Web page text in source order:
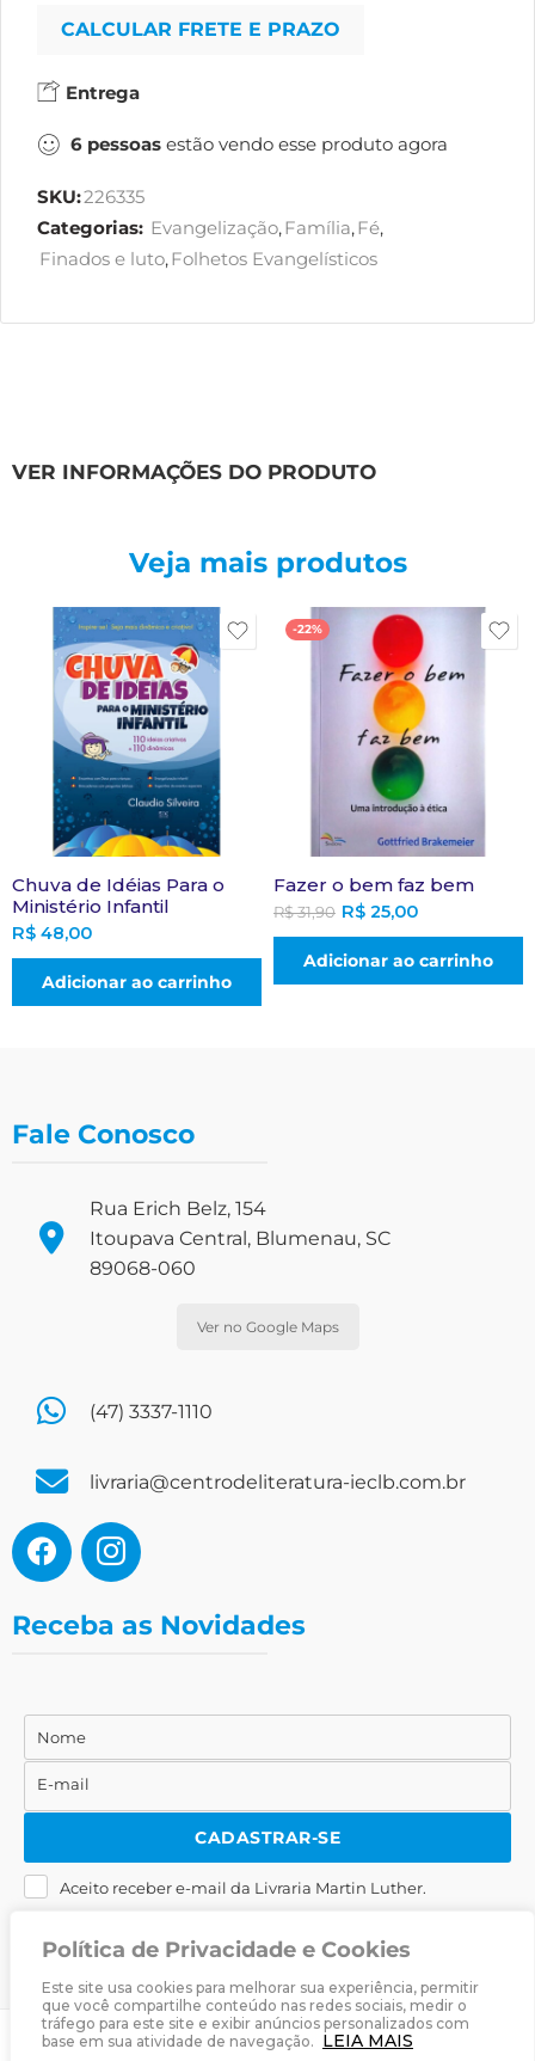
Política de Privacidade e Cookies
Este site usa cookies para melhorar sua experiência, permitir
que você compartilhe conteúdo nas redes sociais, medir o
tráfego para este site e exibir anúncios personalizados com
base em sua atividade de navegação. LEIA MAIS
CALCULAR FRETE E PRAZO
Entrega
6 pessoas estão vendo esse produto agora
SKU:226335
Categorias: Evangelização,Família,Fé,
Finados e luto,Folhetos Evangelísticos
VER INFORMAÇÕES DO PRODUTO
Veja mais produtos
Chuva de Idéias Para o
Ministério Infantil
R$ 48,00
Adicionar ao carrinho
-22%
Fazer o bem faz bem
R$31,90 R$ 25,00
Adicionar ao carrinho
Fale Conosco
Rua Erich Belz, 154
Itoupava Central, Blumenau, SC
89068-060
Ver no Google Maps
(47) 3337-1110
livraria@centrodeliteratura-ieclb.com.br
Receba as Novidades
Nome
Nome
E-
mail
E-mail
CADASTRAR-SE
Aceito receber e-mail da Livraria Martin Luther.
Livraria Martin Luther· Desenvolvido porZwei Arts